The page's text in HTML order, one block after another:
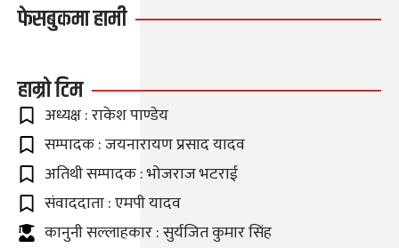
फेसबुकमा हामी
हाम्रो टिम
अध्यक्ष : राकेश पाण्डेय
सम्पादक : जयनारायण प्रसाद यादव
अतिथी सम्पादक : भोजराज भटराई
संवाददाता : एमपी यादव
कानुनी सल्लाहकार : सुर्यजित कुमार सिंह